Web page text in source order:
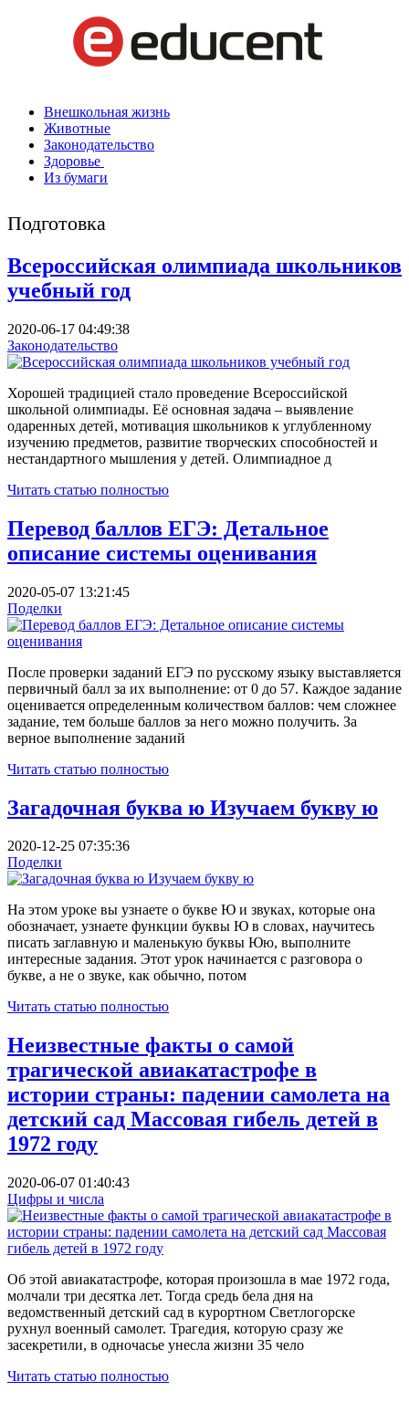
Внешкольная жизнь
Животные
Законодательство
Здоровье
Из бумаги
Подготовка
Всероссийская олимпиада школьников
учебный год
2020-06-17 04:49:38
Законодательство
Хорошей традицией стало проведение Всероссийской
школьной олимпиады. Её основная задача – выявление
одаренных детей, мотивация школьников к углубленному
изучению предметов, развитие творческих способностей и
нестандартного мышления у детей. Олимпиадное д
Читать статью полностью
Перевод баллов ЕГЭ: Детальное
описание системы оценивания
2020-05-07 13:21:45
Поделки
После проверки заданий ЕГЭ по русскому языку выставляется
первичный балл за их выполнение: от 0 до 57. Каждое задание
оценивается определенным количеством баллов: чем сложнее
задание, тем больше баллов за него можно получить. За
верное выполнение заданий
Читать статью полностью
Загадочная буква ю Изучаем букву ю
2020-12-25 07:35:36
Поделки
На этом уроке вы узнаете о букве Ю и звуках, которые она
обозначает, узнаете функции буквы Ю в словах, научитесь
писать заглавную и маленькую буквы Юю, выполните
интересные задания. Этот урок начинается с разговора о
букве, а не о звуке, как обычно, потом
Читать статью полностью
Неизвестные факты о самой
трагической авиакатастрофе в
истории страны: падении самолета на
детский сад Массовая гибель детей в
1972 году
2020-06-07 01:40:43
Цифры и числа
Об этой авиакатастрофе, которая произошла в мае 1972 года,
молчали три десятка лет. Тогда средь бела дня на
ведомственный детский сад в курортном Светлогорске
рухнул военный самолет. Трагедия, которую сразу же
засекретили, в одночасье унесла жизни 35 чело
Читать статью полностью